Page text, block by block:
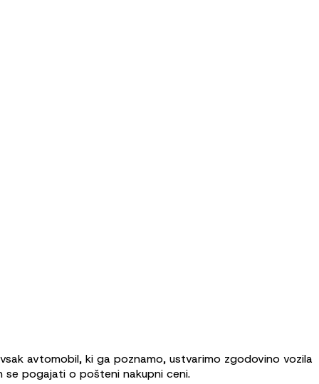
avtomobil, ki ga poznamo, ustvarimo zgodovino vozila
pogajati o pošteni nakupni ceni.